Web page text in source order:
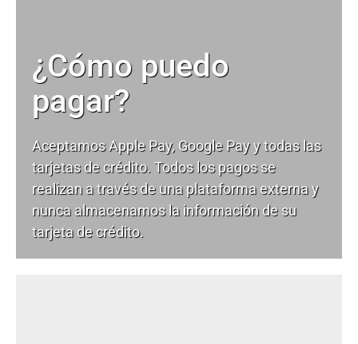
¿Cómo puedo
pagar?
Aceptamos Apple Pay, Google Pay y todas las
tarjetas de crédito. Todos los pagos se
realizan a través de una plataforma externa y
nunca almacenamos la información de su
tarjeta de crédito.